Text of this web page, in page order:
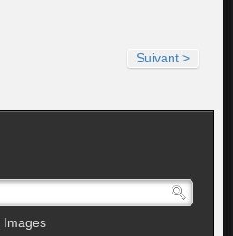
Suivant >
Images